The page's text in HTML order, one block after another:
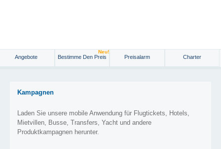
Angebote Bestimme Den Preis
Neu!
Preisalarm Charter
Kampagnen
Laden Sie unsere mobile Anwendung für Flugtickets, Hotels,
Mietvillen, Busse, Transfers, Yacht und andere
Produktkampagnen herunter.